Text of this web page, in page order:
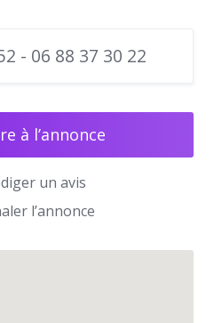
- 06 88 37 30 22
à l’annonce
un avis
l’annonce